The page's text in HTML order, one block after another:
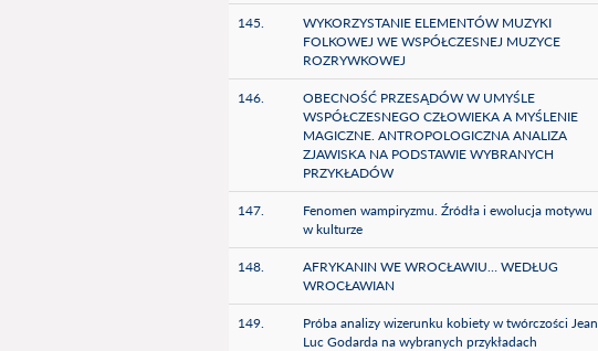
145.
WYKORZYSTANIE ELEMENTÓW MUZYKI
FOLKOWEJ WE WSPÓŁCZESNEJ MUZYCE
ROZRYWKOWEJ
146.
OBECNOŚĆ PRZESĄDÓW W UMYŚLE
WSPÓŁCZESNEGO CZŁOWIEKA A MYŚLENIE
MAGICZNE. ANTROPOLOGICZNA ANALIZA
ZJAWISKA NA PODSTAWIE WYBRANYCH
PRZYKŁADÓW
147.
Fenomen wampiryzmu. Źródła i ewolucja motywu
w kulturze
148.
AFRYKANIN WE WROCŁAWIU… WEDŁUG
WROCŁAWIAN
149.
Próba analizy wizerunku kobiety w twórczości Jean
Luc Godarda na wybranych przykładach